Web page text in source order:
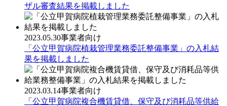
ザル審査結果を掲載しました
2023.05.30事業者向け
「公立甲賀病院植栽管理業務委託整備事業」の入札結
果を掲載しました
2023.03.14事業者向け
「公立甲賀病院複合機賃貸借、保守及び消耗品等供給